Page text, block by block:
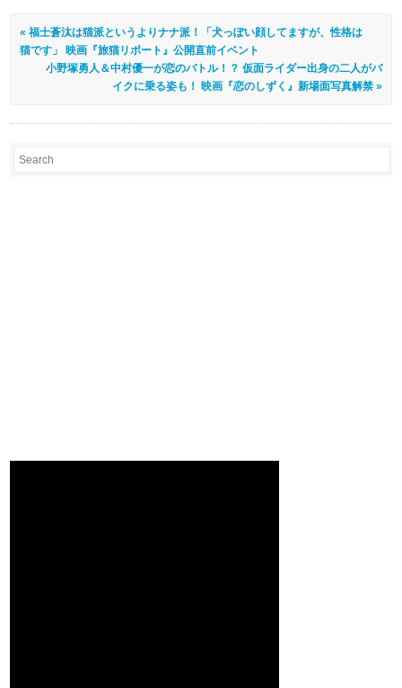
« 福士蒼汰は猫派というよりナナ派！「犬っぽい顔してますが、性格は
猫です」 映画『旅猫リポート』公開直前イベント
小野塚勇人＆中村優一が恋のバトル！？ 仮面ライダー出身の二人がバ
イクに乗る姿も！ 映画『恋のしずく』新場面写真解禁 »